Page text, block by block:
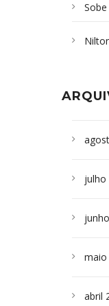
julho
maio
abril